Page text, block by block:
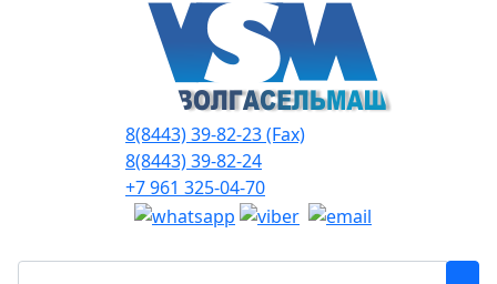
8(8443) 39-82-23 (Fax)
8(8443) 39-82-24
+7 961 325-04-70